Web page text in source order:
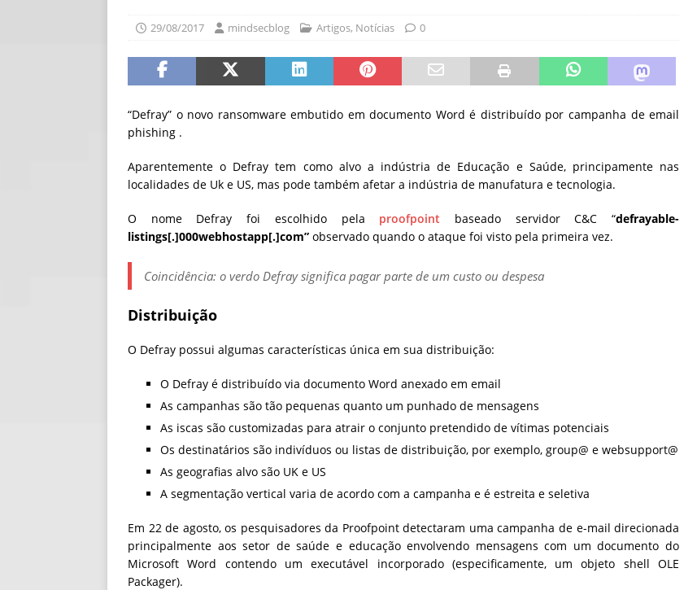
[ 30/07/2026 ]
29/08/2017 mindsecblog Artigos, Notícias 0
“Defray” o novo ransomware embutido em documento Word é distribuído por campanha de email
phishing .
Aparentemente o Defray tem como alvo a indústria de Educação e Saúde, principamente nas
localidades de Uk e US, mas pode também afetar a indústria de manufatura e tecnologia.
O nome Defray foi escolhido pela proofpoint baseado servidor C&C “defrayable-
listings[.]000webhostapp[.]com” observado quando o ataque foi visto pela primeira vez.
Coincidência: o verdo Defray significa pagar parte de um custo ou despesa
Distribuição
O Defray possui algumas características única em sua distribuição:
O Defray é distribuído via documento Word anexado em email
As campanhas são tão pequenas quanto um punhado de mensagens
As iscas são customizadas para atrair o conjunto pretendido de vítimas potenciais
Os destinatários são indivíduos ou listas de distribuição, por exemplo, group@ e websupport@
As geografias alvo são UK e US
A segmentação vertical varia de acordo com a campanha e é estreita e seletiva
Em 22 de agosto, os pesquisadores da Proofpoint detectaram uma campanha de e-mail direcionada
principalmente aos setor de saúde e educação envolvendo mensagens com um documento do
Microsoft Word contendo um executável incorporado (especificamente, um objeto shell OLE
Packager).